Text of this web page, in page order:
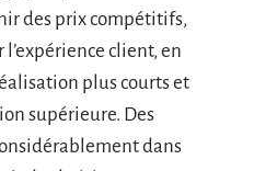
des prix compétitifs,
l’expérience client, en
plus courts et
supérieure. Des
dans